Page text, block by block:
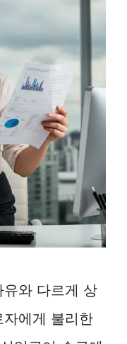
와 다르게 상
에게 불리한